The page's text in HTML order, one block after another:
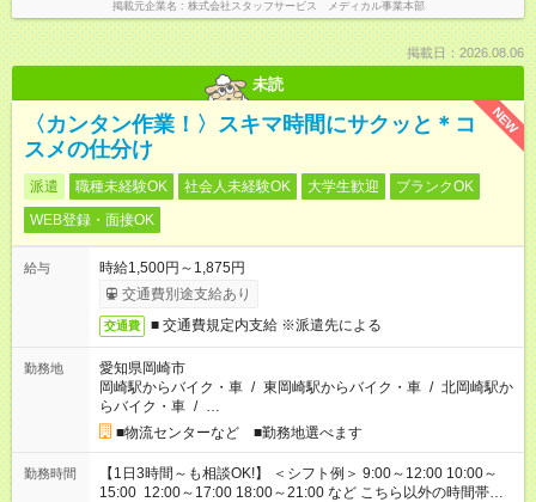
掲載元企業名 株式会社スタッフサービス メディカル事業本部
掲載日：2026.08.06
未読
NEW
〈カンタン作業！〉スキマ時間にサクッと＊コ
スメの仕分け
派遣 職種未経験OK 社会人未経験OK 大学生歓迎
ブランクOK
WEB登録・面接OK
給与
時給1,500円～1,875円
交通費別途支給あり
交通費 ■ 交通費規定内支給 ※派遣先による
勤務地
愛知県岡崎市
岡崎駅からバイク・車 / 東岡崎駅からバイク・車 / 北岡崎駅か
らバイク・車 / …
■物流センターなど ■勤務地選べます
勤務時間
【1日3時間～も相談OK!】 ＜シフト例＞ 9:00～12:00 10:00～
15:00 12:00～17:00 18:00～21:00 など こちら以外の時間帯も